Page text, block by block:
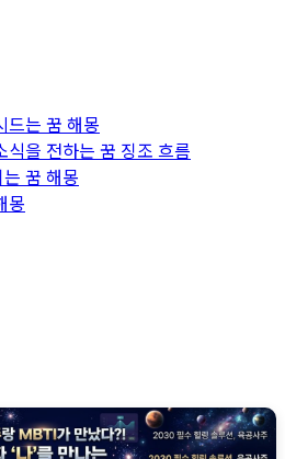
드는 꿈 해몽
식을 전하는 꿈 징조 흐름
꿈 해몽
몽